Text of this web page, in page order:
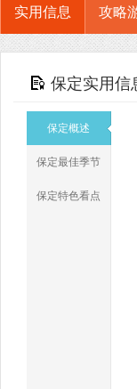
实用信息 攻略
保定实用信
保定概述
保定最佳季节
保定特色看点